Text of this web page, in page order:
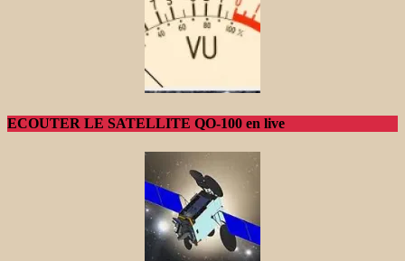
ECOUTER LE SATELLITE QO-100 en live